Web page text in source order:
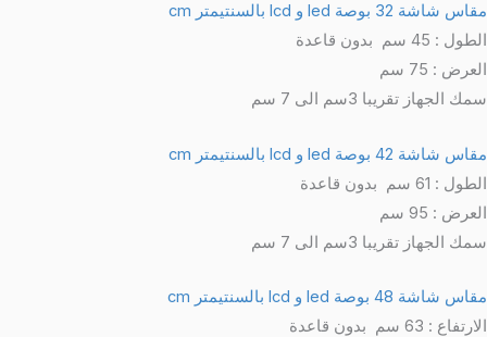
مقاس شاشة 32 بوصة led و lcd بالسنتيمتر cm
الطول : 45 سم بدون قاعدة
العرض : 75 سم
سمك الجهاز تقريبا 3سم الى 7 سم
مقاس شاشة 42 بوصة led و lcd بالسنتيمتر cm
الطول : 61 سم بدون قاعدة
العرض : 95 سم
سمك الجهاز تقريبا 3سم الى 7 سم
مقاس شاشة 48 بوصة led و lcd بالسنتيمتر cm
الارتفاع : 63 سم بدون قاعدة